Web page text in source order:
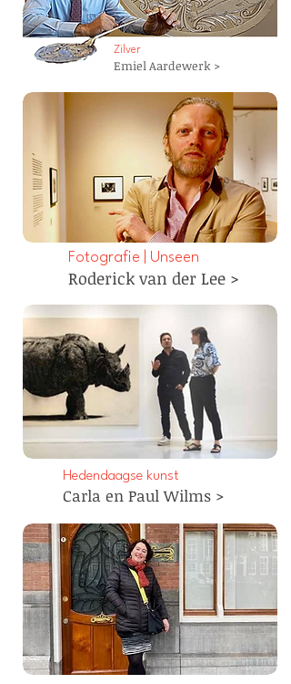
Zilver
Emiel Aardewerk >
Fotografie | Unseen
Roderick van der Lee >
Hedendaagse kunst
Carla en Paul Wilms >